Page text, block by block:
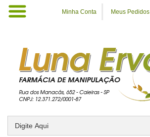
Minha Conta
Meus Pedidos